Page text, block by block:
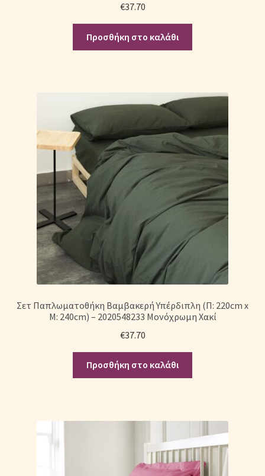
€37.70
Προσθήκη στο καλάθι
Σετ Παπλωματοθήκη Βαμβακερή Υπέρδιπλη (Π: 220cm x
Μ: 240cm) – 2020548233 Μονόχρωμη Χακί
€37.70
Προσθήκη στο καλάθι